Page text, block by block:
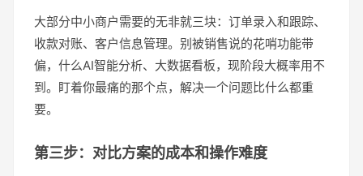
大部分中小商户需要的无非就三块：订单录入和跟踪、
收款对账、客户信息管理。别被销售说的花哨功能带
偏，什么AI智能分析、大数据看板，现阶段大概率用不
到。盯着你最痛的那个点，解决一个问题比什么都重
要。
第三步：对比方案的成本和操作难度